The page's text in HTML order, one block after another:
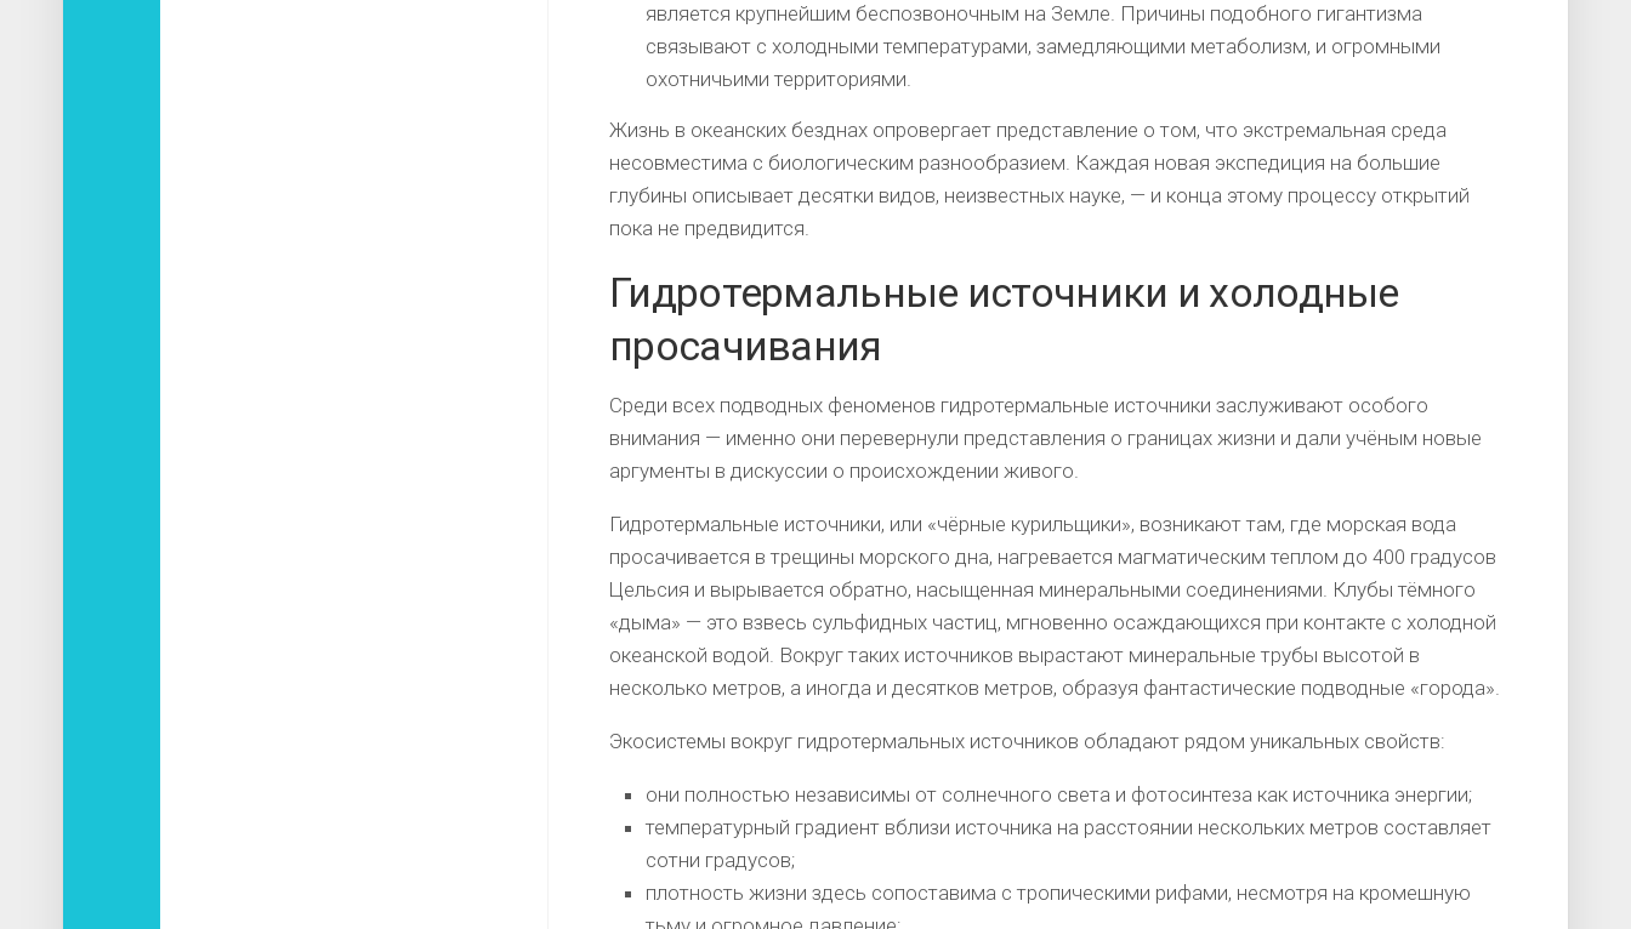
является крупнейшим беспозвоночным на Земле. Причины подобного гигантизма
связывают с холодными температурами, замедляющими метаболизм, и огромными
охотничьими территориями.
Жизнь в океанских безднах опровергает представление о том, что экстремальная среда
несовместима с биологическим разнообразием. Каждая новая экспедиция на большие
глубины описывает десятки видов, неизвестных науке, — и конца этому процессу открытий
пока не предвидится.
Гидротермальные источники и холодные
просачивания
Среди всех подводных феноменов гидротермальные источники заслуживают особого
внимания — именно они перевернули представления о границах жизни и дали учёным новые
аргументы в дискуссии о происхождении живого.
Гидротермальные источники, или «чёрные курильщики», возникают там, где морская вода
просачивается в трещины морского дна, нагревается магматическим теплом до 400 градусов
Цельсия и вырывается обратно, насыщенная минеральными соединениями. Клубы тёмного
«дыма» — это взвесь сульфидных частиц, мгновенно осаждающихся при контакте с холодной
океанской водой. Вокруг таких источников вырастают минеральные трубы высотой в
несколько метров, а иногда и десятков метров, образуя фантастические подводные «города».
Экосистемы вокруг гидротермальных источников обладают рядом уникальных свойств:
они полностью независимы от солнечного света и фотосинтеза как источника энергии;
температурный градиент вблизи источника на расстоянии нескольких метров составляет
сотни градусов;
плотность жизни здесь сопоставима с тропическими рифами, несмотря на кромешную